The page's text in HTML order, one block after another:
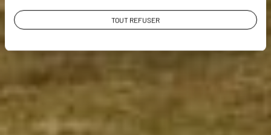
TOUT REFUSER